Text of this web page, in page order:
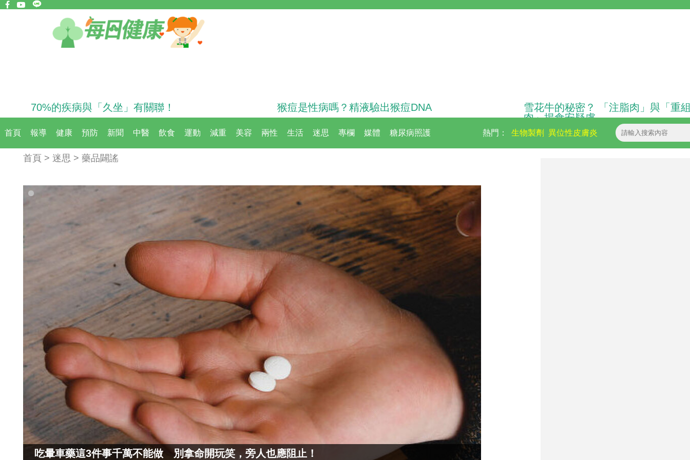
70%的疾病與「久坐」有關聯！ 猴痘是性病嗎？精液驗出猴痘DNA
雪花牛的秘密？ 「注脂肉」與「重
肉」揭食安疑慮
首頁 報導 健康 預防 新聞 中醫 飲食 運動 減重 美容 兩性 生活 迷思 專欄 媒體 糖尿病照護 異位性皮膚炎
生物製劑
熱門：
首頁 > 迷思 > 藥品闢謠
吃暈車藥這3件事千萬不能做 別拿命開玩笑，旁人也應阻止！